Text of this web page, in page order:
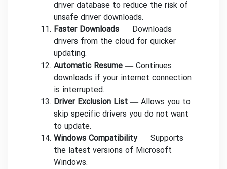
driver database to reduce the risk of
unsafe driver downloads.
Faster Downloads — Downloads
drivers from the cloud for quicker
updating.
Automatic Resume — Continues
downloads if your internet connection
is interrupted.
Driver Exclusion List — Allows you to
skip specific drivers you do not want
to update.
Windows Compatibility— Supports
the latest versions of Microsoft
Windows.